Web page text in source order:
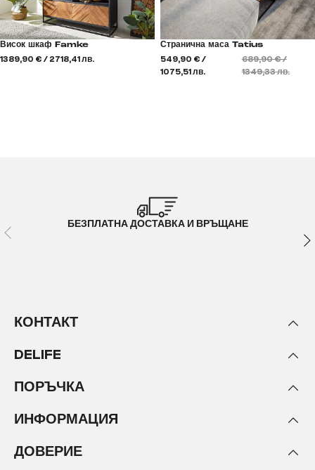
Висок шкаф Famke
1389,90 € / 2718,41 лв.
Странична маса Tatius
549,90 € /
1075,51 лв.
689,90 € /
1349,33 лв.
БЕЗПЛАТНА ДОСТАВКА И ВРЪЩАНЕ
КОНТАКТ
DELIFE
ПОРЪЧКА
ИНФОРМАЦИЯ
ДОВЕРИЕ